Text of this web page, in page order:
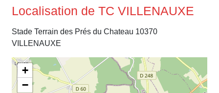
Localisation de TC VILLENAUXE
Stade Terrain des Prés du Chateau 10370
VILLENAUXE
+
−